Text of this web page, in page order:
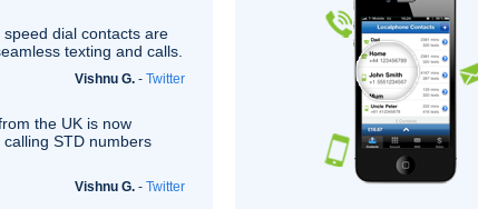
speed dial contacts are
texting and calls.
Vishnu G. - Twitter
the UK is now
STD numbers
Vishnu G. - Twitter